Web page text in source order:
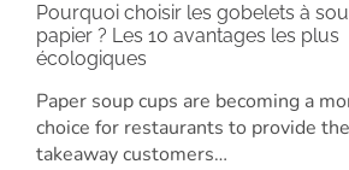
Pourquoi choisir les gobelets à
papier ? Les 10 avantages les plus
écologiques
Paper soup cups are becoming a
choice for restaurants to provide
takeaway customers…